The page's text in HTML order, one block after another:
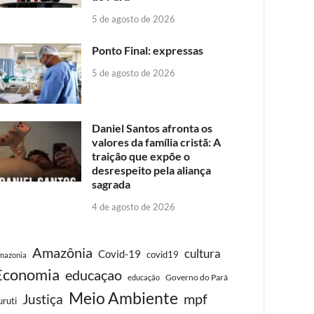
5 de agosto de 2026
Ponto Final: expressas
5 de agosto de 2026
Daniel Santos afronta os
valores da família cristã: A
traição que expõe o
desrespeito pela aliança
sagrada
4 de agosto de 2026
Amazônia Covid-19 covid19 cultura
educaçao educação Governo do Pará
Justiça Meio Ambiente mpf